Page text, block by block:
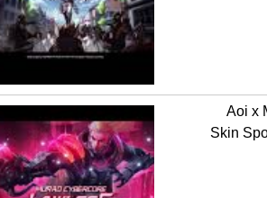
Aoi x
Skin